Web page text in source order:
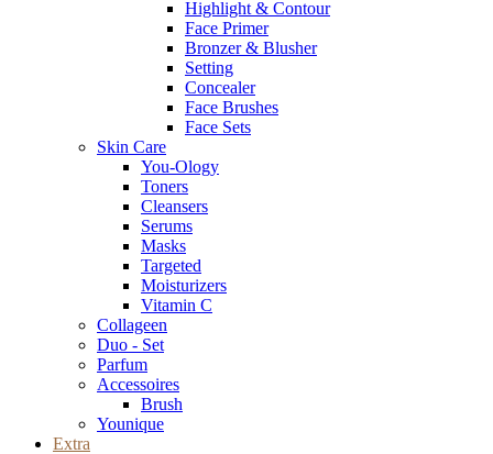
Highlight & Contour
Face Primer
Bronzer & Blusher
Setting
Concealer
Face Brushes
Face Sets
Skin Care
You-Ology
Toners
Cleansers
Serums
Masks
Targeted
Moisturizers
Vitamin C
Collageen
Duo - Set
Parfum
Accessoires
Brush
Younique
Extra